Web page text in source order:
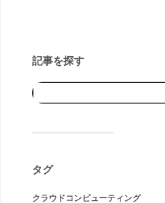
記事を探す
タグ
クラウドコンピューティング